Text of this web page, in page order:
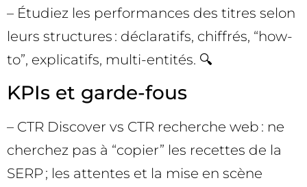
– Étudiez les performances des titres selon
leurs structures : déclaratifs, chiffrés, “how-
to”, explicatifs, multi-entités. 🔍
KPIs et garde-fous
– CTR Discover vs CTR recherche web : ne
cherchez pas à “copier” les recettes de la
SERP ; les attentes et la mise en scène